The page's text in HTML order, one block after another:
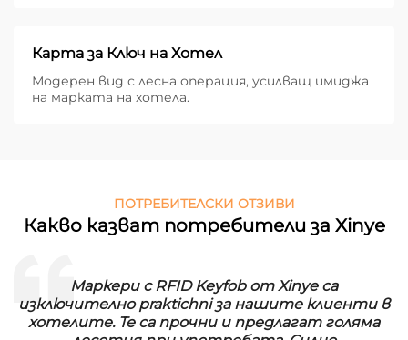
Карта за Ключ на Хотел
Модерен вид с лесна операция, усилващ имиджа
на марката на хотела.
ПОТРЕБИТЕЛСКИ ОТЗИВИ
Какво казват потребители за Xinye
Маркери с RFID Keyfob от Xinye са
изключително praktichni за нашите клиенти в
хотелите. Те са прочни и предлагат голяма